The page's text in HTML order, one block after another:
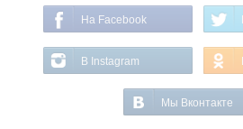
На Facebook
В Instagram
Мы Вконтакте